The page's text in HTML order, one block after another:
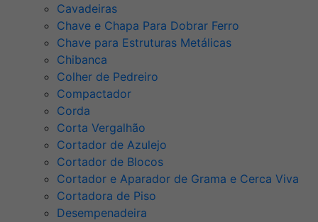
Cavadeiras
Chave e Chapa Para Dobrar Ferro
Chave para Estruturas Metálicas
Chibanca
Colher de Pedreiro
Compactador
Corda
Corta Vergalhão
Cortador de Azulejo
Cortador de Blocos
Cortador e Aparador de Grama e Cerca Viva
Cortadora de Piso
Desempenadeira